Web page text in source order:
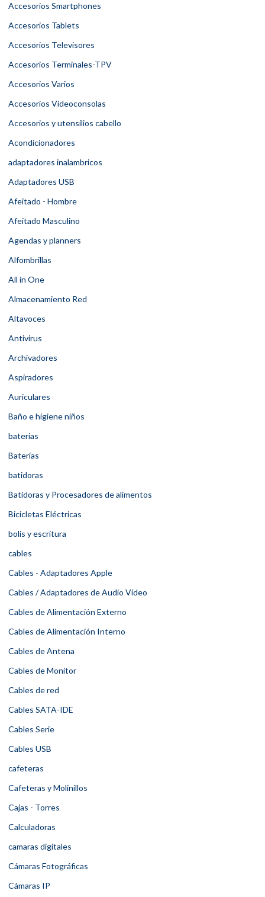
Accesorios Smartphones
Accesorios Tablets
Accesorios Televisores
Accesorios Terminales-TPV
Accesorios Varios
Accesorios Videoconsolas
Accesorios y utensilios cabello
Acondicionadores
adaptadores inalambricos
Adaptadores USB
Afeitado - Hombre
Afeitado Masculino
Agendas y planners
Alfombrillas
All in One
Almacenamiento Red
Altavoces
Antivirus
Archivadores
Aspiradores
Auriculares
Baño e higiene niños
baterias
Baterías
batidoras
Batidoras y Procesadores de alimentos
Bicicletas Eléctricas
bolis y escritura
cables
Cables - Adaptadores Apple
Cables / Adaptadores de Audio Vídeo
Cables de Alimentación Externo
Cables de Alimentación Interno
Cables de Antena
Cables de Monitor
Cables de red
Cables SATA-IDE
Cables Serie
Cables USB
cafeteras
Cafeteras y Molinillos
Cajas - Torres
Calculadoras
camaras digitales
Cámaras Fotográficas
Cámaras IP